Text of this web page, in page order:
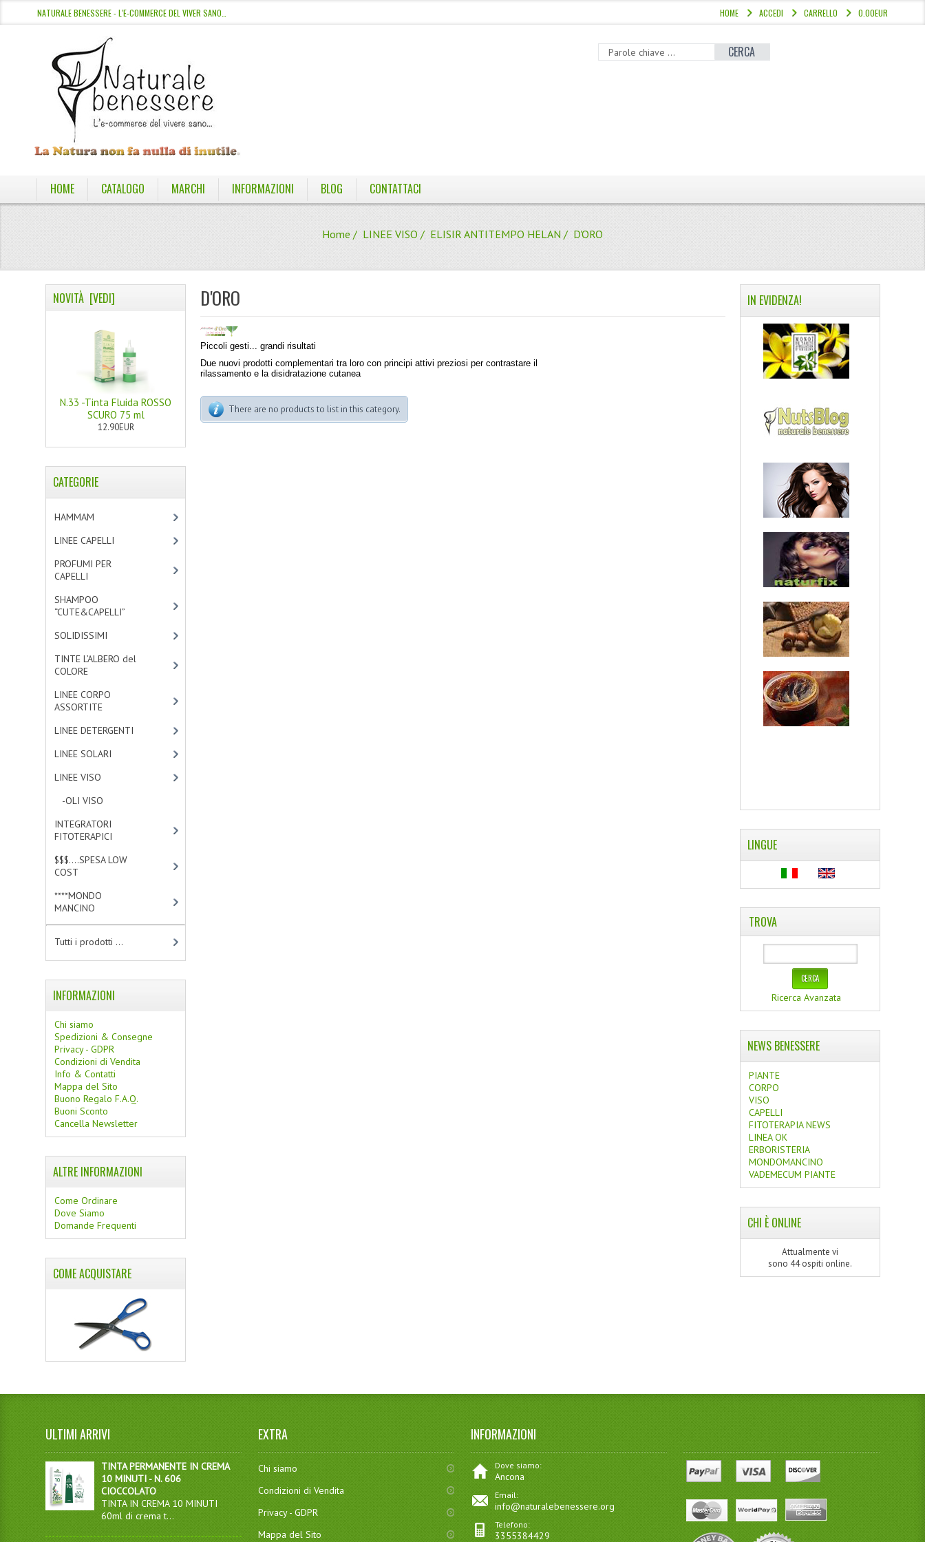
NATURALE BENESSERE - L'E-COMMERCE DEL VIVER SANO… 0.00EUR
CARRELLO
ACCEDI
HOME
CERCA
HOME CATALOGO MARCHI INFORMAZIONI BLOG CONTATTACI
Home / LINEE VISO / ELISIR ANTITEMPO HELAN/ D'ORO
D'ORO
Piccoli gesti... grandi risultati
Due nuovi prodotti complementari tra loro con principi attivi preziosi per contrastare il
rilassamento e la disidratazione cutanea
There are no products to list in this category.
NOVITÀ [VEDI]
N.33 -Tinta Fluida ROSSO
SCURO 75 ml
12.90EUR
CATEGORIE
HAMMAM
LINEE CAPELLI
PROFUMI PER
CAPELLI
SHAMPOO
“CUTE&CAPELLI”
SOLIDISSIMI
TINTE L’ALBERO del
COLORE
LINEE CORPO
ASSORTITE
LINEE DETERGENTI
LINEE SOLARI
LINEE VISO
-OLI VISO
INTEGRATORI
FITOTERAPICI
$$$....SPESA LOW
COST
****MONDO
MANCINO
Tutti i prodotti ...
INFORMAZIONI
Chi siamo
Spedizioni & Consegne
Privacy - GDPR
Condizioni di Vendita
Info & Contatti
Mappa del Sito
Buono Regalo F.A.Q.
Buoni Sconto
Cancella Newsletter
ALTRE INFORMAZIONI
Come Ordinare
Dove Siamo
Domande Frequenti
COME ACQUISTARE
IN EVIDENZA!
LINGUE
TROVA
Ricerca Avanzata
NEWS BENESSERE
PIANTE
CORPO
VISO
CAPELLI
FITOTERAPIA NEWS
LINEA OK
ERBORISTERIA
MONDOMANCINO
VADEMECUM PIANTE
CHI È ONLINE
Attualmente vi
sono 44 ospiti online.
ULTIMI ARRIVI
TINTA PERMANENTE IN CREMA
10 MINUTI - N. 606
CIOCCOLATO
TINTA IN CREMA 10 MINUTI
60ml di crema t...
EXTRA
Chi siamo
Condizioni di Vendita
Privacy - GDPR
Mappa del Sito
INFORMAZIONI
Dove siamo:
Ancona
Email:
info@naturalebenessere.org
Telefono:
3355384429